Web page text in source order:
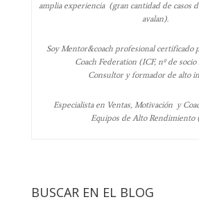
amplia experiencia (gran cantidad de casos
avalan).
Soy Mentor&coach profesional certificado
Coach Federation (ICF, nº de socio
Consultor y formador de alto
Especialista en Ventas, Motivación y
Equipos de Alto Rendimiento
BUSCAR EN EL BLOG